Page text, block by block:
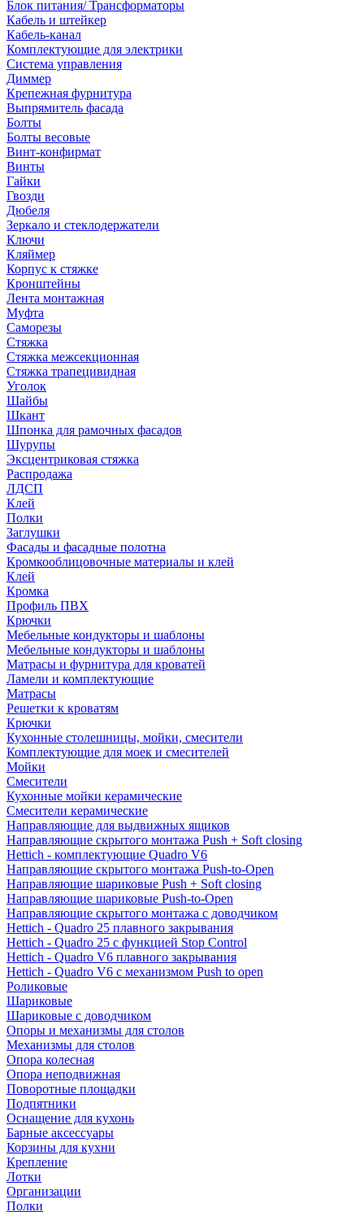
Блок питания/ Трансформаторы
Кабель и штейкер
Кабель-канал
Комплектующие для электрики
Система управления
Диммер
Крепежная фурнитура
Выпрямитель фасада
Болты
Болты весовые
Винт-конфирмат
Винты
Гайки
Гвозди
Дюбеля
Зеркало и стеклодержатели
Ключи
Кляймер
Корпус к стяжке
Кронштейны
Лента монтажная
Муфта
Саморезы
Стяжка
Стяжка межсекционная
Стяжка трапецивидная
Уголок
Шайбы
Шкант
Шпонка для рамочных фасадов
Шурупы
Эксцентриковая стяжка
Распродажа
ЛДСП
Клей
Полки
Заглушки
Фасады и фасадные полотна
Кромкооблицовочные материалы и клей
Клей
Кромка
Профиль ПВХ
Крючки
Мебельные кондукторы и шаблоны
Мебельные кондукторы и шаблоны
Матрасы и фурнитура для кроватей
Ламели и комплектующие
Матрасы
Решетки к кроватям
Крючки
Кухонные столешницы, мойки, смесители
Комплектующие для моек и смесителей
Мойки
Смесители
Кухонные мойки керамические
Смесители керамические
Направляющие для выдвижных ящиков
Направляющие скрытого монтажа Push + Soft closing
Hettich - комплектующие Quadro V6
Направляющие скрытого монтажа Push-to-Open
Направляющие шариковые Push + Soft closing
Направляющие шариковые Push-to-Open
Направляющие скрытого монтажа с доводчиком
Hettich - Quadro 25 плавного закрывания
Hettich - Quadro 25 с функцией Stop Control
Hettich - Quadro V6 плавного закрывания
Hettich - Quadro V6 с механизмом Push to open
Роликовые
Шариковые
Шариковые с доводчиком
Опоры и механизмы для столов
Механизмы для столов
Опора колесная
Опора неподвижная
Поворотные площадки
Подпятники
Оснащение для кухонь
Барные аксессуары
Корзины для кухни
Крепление
Лотки
Организации
Полки